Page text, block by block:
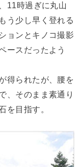
11時過ぎに丸山
う少し早く登れる
ョンとキノコ撮影
ースだったよう
得られたが、腰を
、そのまま素通り
を目指す。